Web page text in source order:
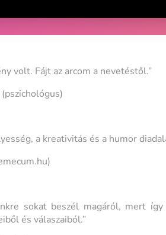
volt. Fájt az arcom a nevetéstől.”
a kreativitás és a humor
sokat beszél magáról, mert
és válaszaiból.”